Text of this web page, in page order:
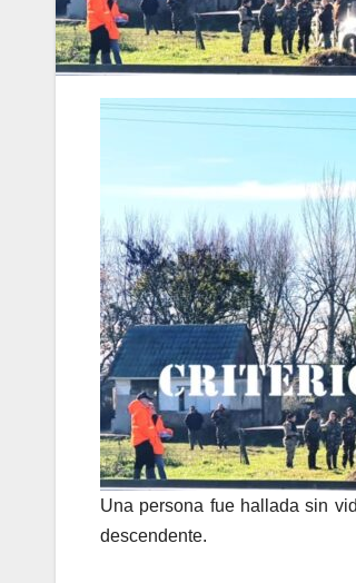
Una persona fue hallada sin
descendente.